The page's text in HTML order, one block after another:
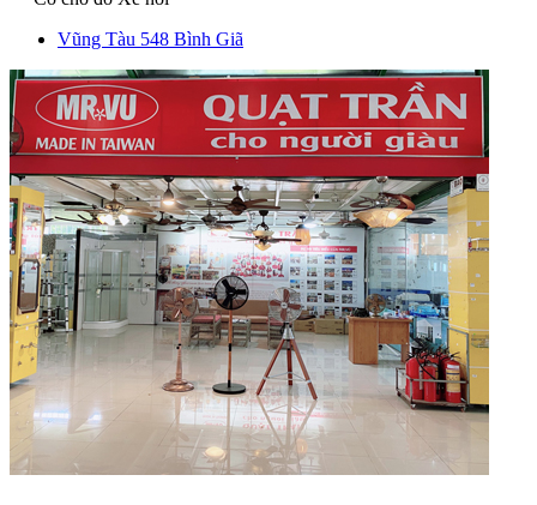
Vũng Tàu 548 Bình Giã